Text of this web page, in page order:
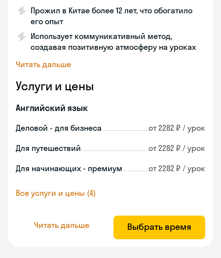
Прожил в Китае более 12 лет, что обогатило
его опыт
Использует коммуникативный метод,
создавая позитивную атмосферу на уроках
Читать дальше
Услуги и цены
Английский язык
Деловой - для бизнеса от 2282 ₽ / урок
Для путешествий от 2282 ₽ / урок
Для начинающих - премиум от 2282 ₽ / урок
Все услуги и цены (4)
Читать дальше Выбрать время